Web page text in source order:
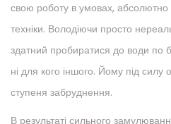
свою роботу в умовах, абсолютно
техніки. Володіючи просто
здатний пробиратися до води по
ні для кого іншого. Йому під
ступеня забруднення.
В результаті сильного